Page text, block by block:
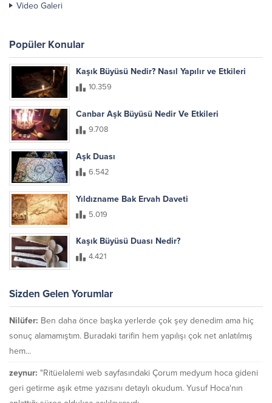
Video Galeri
Popüler Konular
Kaşık Büyüsü Nedir? Nasıl Yapılır ve Etkileri
10.359
Canbar Aşk Büyüsü Nedir Ve Etkileri
9.708
Aşk Duası
6.542
Yıldızname Bak Ervah Daveti
5.019
Kaşık Büyüsü Duası Nedir?
4.421
Sizden Gelen Yorumlar
Nilüfer: Ben daha önce başka yerlerde çok şey denedim ama hiç
sonuç alamamıştım. Buradaki tarifin hem yapılışı çok net anlatılmış
hem...
zeynur: "Ritüelalemi web sayfasındaki Çorum medyum hoca gideni
geri getirme aşık etme yazısını detaylı okudum. Yusuf Hoca'nın